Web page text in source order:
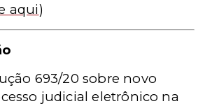
aqui)
693/20 sobre novo
judicial eletrônico na